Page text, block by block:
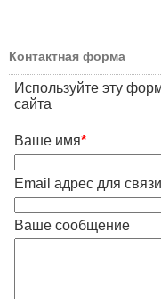
Контактная форма
Используйте эту
сайта
Ваше имя*
Email адрес для
Ваше сообщение